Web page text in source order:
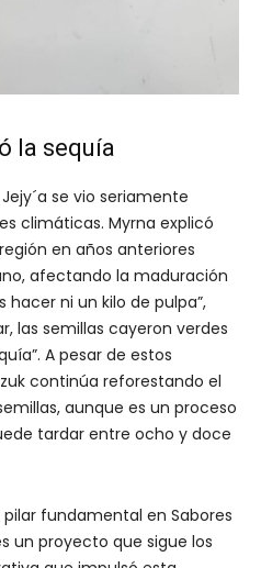
la sequía
se vio seriamente
climáticas. Myrna explicó
en años anteriores
afectando la maduración
hacer ni un kilo de pulpa”,
las semillas cayeron verdes
A pesar de estos
continúa reforestando el
aunque es un proceso
tardar entre ocho y doce
fundamental en Sabores
un proyecto que sigue los